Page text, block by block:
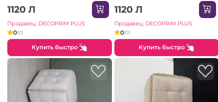
1120 Л
Продавец: DECOPRIM PLUS
0(0)
Купить быстро
1120 Л
Продавец: DECOPRIM PLUS
0(0)
Купить быстро